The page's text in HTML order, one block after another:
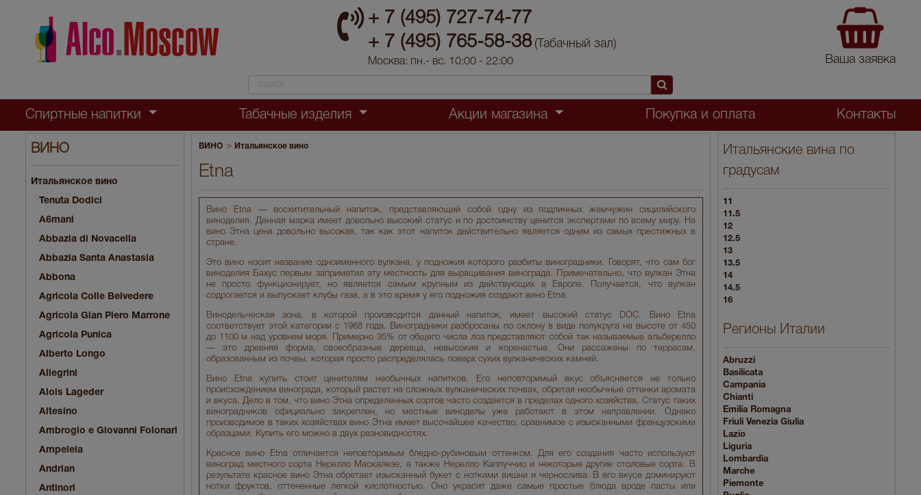
+ 7 (495) 727-74-77
+ 7 (495) 765-58-38 (Табачный зал)
Москва: пн.- вс. 10:00 - 22:00 Ваша заявка
Спиртные напитки Табачные изделия Акции магазина Покупка и оплата Контакты
ВИНО
Итальянское вино
Tenuta Dodici
A6mani
Abbazia di Novacella
Abbazia Santa Anastasia
Abbona
Agricola Colle Belvedere
Agricola Gian Piero Marrone
Agricola Punica
Alberto Longo
Allegrini
Alois Lageder
Altesino
Ambrogio e Giovanni Folonari
Ampeleia
Andrian
Antinori
ВИНО > Итальянское вино
Etna
Вино Etna — восхитительный напиток, представляющий собой одну из подлинных жемчужин сицилийского
виноделия. Данная марка имеет довольно высокий статус и по достоинству ценится экспертами по всему миру. На
вино Этна цена довольно высокая, так как этот напиток действительно является одним из самых престижных в
стране.
Это вино носит название одноименного вулкана, у подножия которого разбиты виноградники. Говорят, что сам бог
виноделия Бахус первым заприметил эту местность для выращивания винограда. Примечательно, что вулкан Этна
не просто функционирует, но является самым крупным из действующих в Европе. Получается, что вулкан
содрогается и выпускает клубы газа, а в это время у его подножия создают вино Etna.
Винодельческая зона, в которой производится данный напиток, имеет высокий статус DOC. Вино Etna
соответствует этой категории с 1968 года. Виноградники разбросаны по склону в виде полукруга на высоте от 450
до 1100 м над уровнем моря. Примерно 35% от общего числа лоз представляют собой так называемые альберелло
— это древняя форма, своеобразные деревца, невысокие и коренастые. Они рассажены по террасам,
образованным из почвы, которая просто распределялась поверх сухих вулканических камней.
Вино Etna купить стоит ценителям необычных напитков. Его неповторимый вкус объясняется не только
происхождением винограда, который растет на сложных вулканических почвах, обретая необычные оттенки аромата
и вкуса. Дело в том, что вино Этна определенных сортов часто создается в пределах одного хозяйства. Статус таких
виноградников официально закреплен, но местные виноделы уже работают в этом направлении. Однако
производимое в таких хозяйствах вино Этна имеет высочайшее качество, сравнимое с изысканными французскими
образцами. Купить его можно в двух разновидностях.
Красное вино Etna отличается неповторимым бледно-рубиновым оттенком. Для его создания часто используют
виноград местного сорта Нерелло Маскалезе, а также Нерелло Каппуччио и некоторые другие столовые сорта. В
результате красное вино Этна обретает изысканный букет с нотками вишни и чернослива. В его вкусе доминируют
нотки фруктов, оттененные легкой кислотностью. Оно украсит даже самые простые блюда вроде пасты или
Итальянские вина по
градусам
11
11.5
12
12.5
13
13.5
14
14.5
16
Регионы Италии
Abruzzi
Basilicata
Campania
Chianti
Emilia Romagna
Friuli Venezia Giulia
Lazio
Liguria
Lombardia
Marche
Piemonte